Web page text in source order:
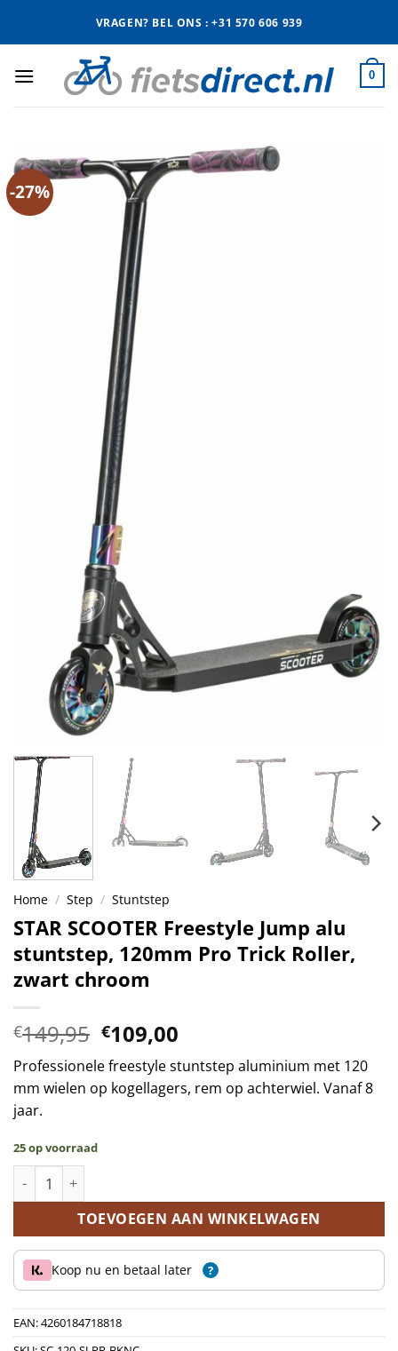
VRAGEN? BEL ONS : +31 570 606 939
0
-27%
Home / Step / Stuntstep
STAR SCOOTER Freestyle Jump alu
stuntstep, 120mm Pro Trick Roller,
zwart chroom
€149,95 Oorspronkelijke
prijs
was:
€149,95.
€109,00
prijs
is:
€109,00.
Professionele freestyle stuntstep aluminium met 120
mm wielen op kogellagers, rem op achterwiel. Vanaf 8
jaar.
25 op voorraad
STAR SCOOTER Freestyle Jump alu stuntstep, 120mm Pro
TOEVOEGEN AAN WINKELWAGEN
Koop nu en betaal later ?
EAN:4260184718818